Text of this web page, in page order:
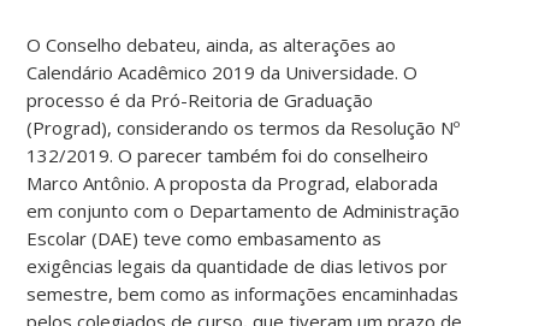
O Conselho debateu, ainda, as alterações ao
Calendário Acadêmico 2019 da Universidade. O
processo é da Pró-Reitoria de Graduação
(Prograd), considerando os termos da Resolução Nº
132/2019. Oparecer também foi do conselheiro
Marco Antônio. A proposta da Prograd, elaborada
em conjunto com o Departamento de Administração
Escolar (DAE) teve como embasamento as
exigências legais da quantidade de dias letivos por
semestre, bem como as informações encaminhadas
pelos colegiados de curso, que tiveram um prazo de